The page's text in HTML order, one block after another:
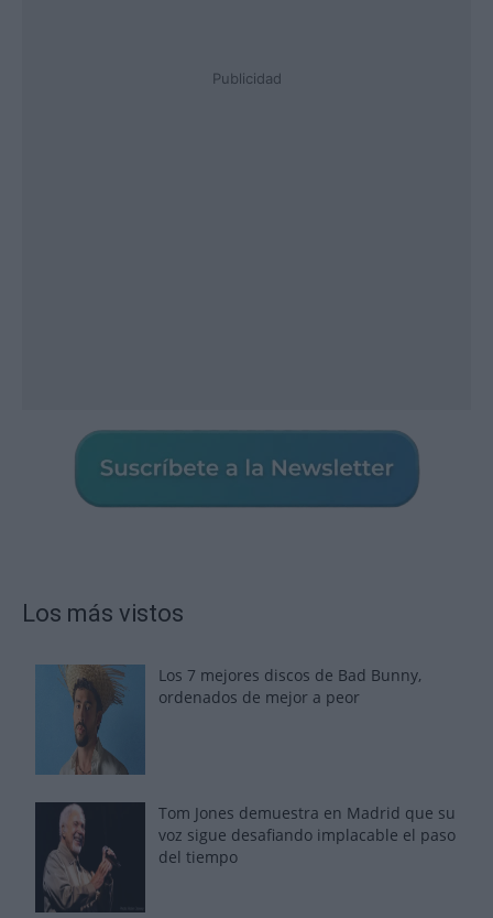
Publicidad
Los más vistos
Los 7 mejores discos de Bad Bunny,
ordenados de mejor a peor
Tom Jones demuestra en Madrid que su
voz sigue desafiando implacable el paso
del tiempo